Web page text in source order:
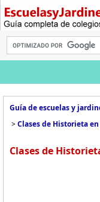
Guía de escuelas y
>Clases de Historieta
Clases de